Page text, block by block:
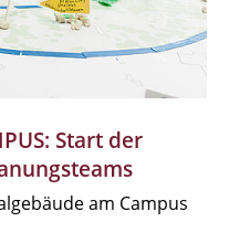
Start der
am Campus